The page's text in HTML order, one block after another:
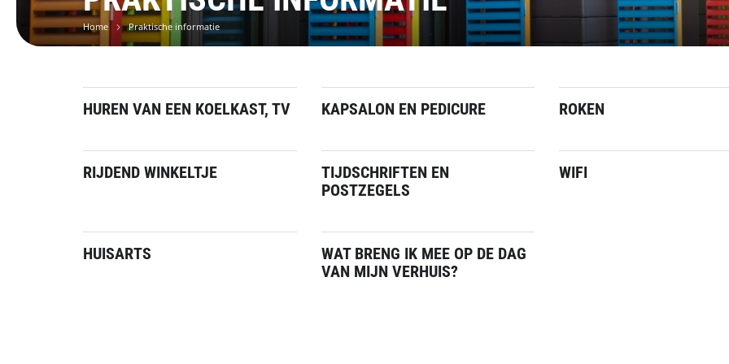
Home Praktische informatie
HUREN VAN EEN KOELKAST, TV KAPSALON EN PEDICURE ROKEN
RIJDEND WINKELTJE
TIJDSCHRIFTEN EN
POSTZEGELS
WIFI
HUISARTS
WAT BRENG IK MEE OP DE DAG
VAN MIJN VERHUIS?